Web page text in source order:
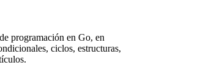
programación en Go, en
ciclos, estructuras,